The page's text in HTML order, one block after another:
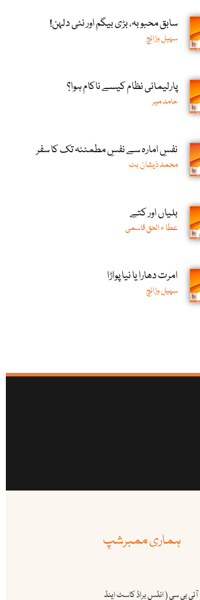
سابق محبوبہ، بڑی بیگم اور نئی دلہن!
سہیل وڑائچ
پارلیمانی نظام کیسے ناکام ہوا؟
حامد میر
نفسِ امارہ سے نفسِ مطمئنہ تک کا سفر
محمد ذیشان بٹ
بلیاں اور کتے
عطا ء الحق قاسمی
امرت دھارا یا نیا پواڑا
سہیل وڑائچ
ہماری ممبرشپ
آئی بی سی ( انڈس براڈ کاسٹ اینڈ